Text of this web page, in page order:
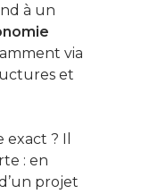
à un
via
et
? Il
: en
projet